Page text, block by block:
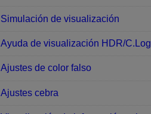
Simulación de visualización
Ayuda de visualización HDR/C.Log
Ajustes de color falso
Ajustes cebra